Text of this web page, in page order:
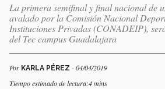
La primera semifinal y final nacional de
avalado por la Comisión Nacional
Instituciones Privadas (CONADEIP),
del Tec campus Guadalajara
Por KARLA PÉREZ - 04/04/2019
Tiempo estimado de lectura:4 mins